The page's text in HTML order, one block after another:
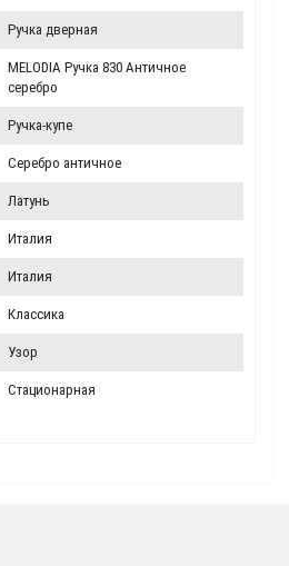
Ручка дверная
MELODIA Ручка 830 Античное
серебро
Ручка-купе
Серебро античное
Латунь
Италия
Италия
Классика
Узор
Стационарная